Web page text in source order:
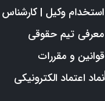
استخدام وکیل | کارشناس
معرفی تیم حقوقی
قوانین و مقررات